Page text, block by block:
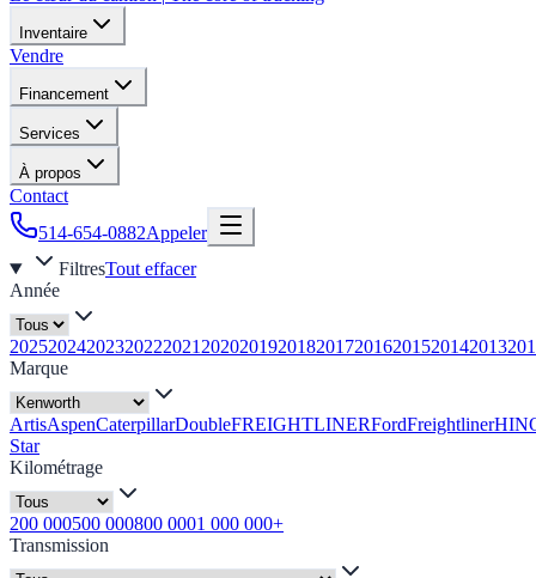
Inventaire
Vendre
Financement
Services
À propos
Contact
514-654-0882Appeler
FiltresTout effacer
Année
20252024202320222021 20202019201820172016201520142013
Marque
ArtisAspenCaterpillarDoubleFREIGHTLINERFordFreightliner
Star
Kilométrage
200 000500 000800 0001 000 000+
Transmission